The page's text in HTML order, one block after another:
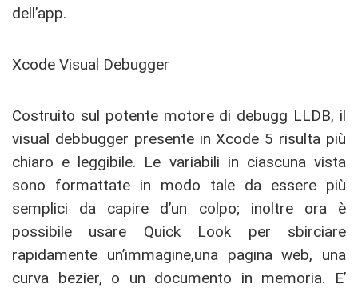
dell’app.
Xcode Visual Debugger
Costruito sul potente motore di debugg LLDB, il
visual debbugger presente in Xcode 5 risulta più
chiaro e leggibile. Le variabili in ciascuna vista
sono formattate in modo tale da essere più
semplici da capire d’un colpo; inoltre ora è
possibile usare Quick Look per sbirciare
rapidamente un’immagine,una pagina web, una
curva bezier, o un documento in memoria. E’